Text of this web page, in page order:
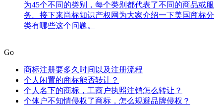
为45个不同的类别，每个类别都代表了不同的商品或服
务。接下来尚标知识产权网为大家介绍一下美国商标分
类有哪些这个问题。
Go
商标注册要多久时间以及注册流程
个人闲置的商标能否转让？
个人名下的商标，工商户执照注销怎么转让？
个体户不知情侵权了商标，怎么规避品牌侵权？